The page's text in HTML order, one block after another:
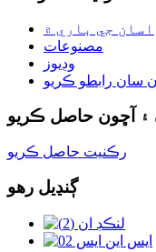
اسان جي باري ۾
مصنوعات
وڊيوز
سان رابطو ڪريو
۽ آڇون حاصل ڪريو
رڪنيت حاصل ڪريو
ڳنڍيل رهو